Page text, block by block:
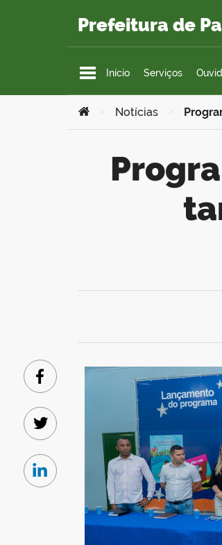
Prefeitura de
Início Serviços
Você está aqui:
Notícias
Programa Leia com uma Criança é lançado
Facebook
Twitter
Linkedin